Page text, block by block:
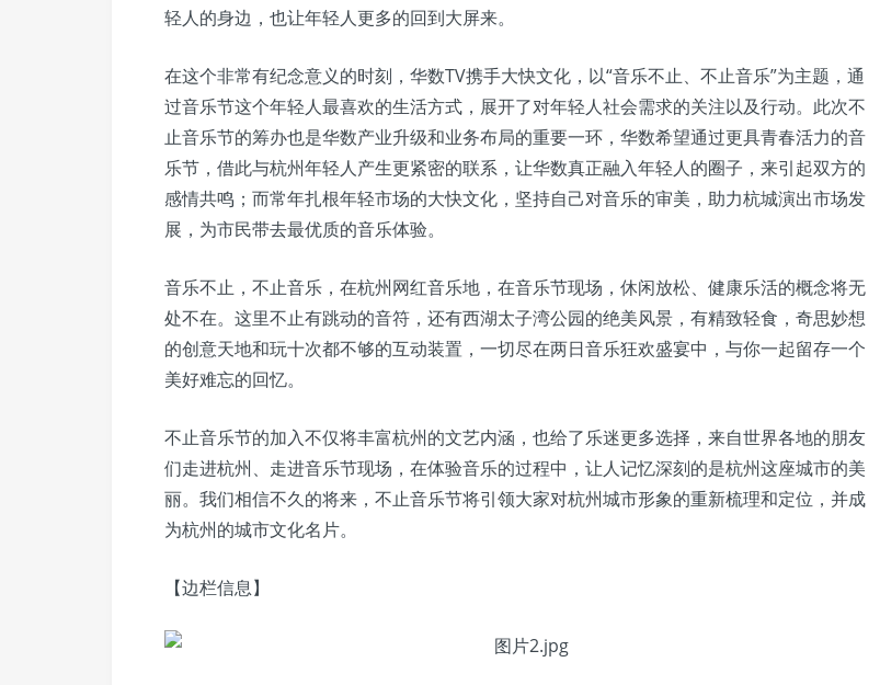
轻人的身边，也让年轻人更多的回到大屏来。
在这个非常有纪念意义的时刻，华数TV携手大快文化，以“音乐不止、不止音乐”为主题，通
过音乐节这个年轻人最喜欢的生活方式，展开了对年轻人社会需求的关注以及行动。此次不
止音乐节的筹办也是华数产业升级和业务布局的重要一环，华数希望通过更具青春活力的音
乐节，借此与杭州年轻人产生更紧密的联系，让华数真正融入年轻人的圈子，来引起双方的
感情共鸣；而常年扎根年轻市场的大快文化，坚持自己对音乐的审美，助力杭城演出市场发
展，为市民带去最优质的音乐体验。
音乐不止，不止音乐，在杭州网红音乐地，在音乐节现场，休闲放松、健康乐活的概念将无
处不在。这里不止有跳动的音符，还有西湖太子湾公园的绝美风景，有精致轻食，奇思妙想
的创意天地和玩十次都不够的互动装置，一切尽在两日音乐狂欢盛宴中，与你一起留存一个
美好难忘的回忆。
不止音乐节的加入不仅将丰富杭州的文艺内涵，也给了乐迷更多选择，来自世界各地的朋友
们走进杭州、走进音乐节现场，在体验音乐的过程中，让人记忆深刻的是杭州这座城市的美
丽。我们相信不久的将来，不止音乐节将引领大家对杭州城市形象的重新梳理和定位，并成
为杭州的城市文化名片。
【边栏信息】